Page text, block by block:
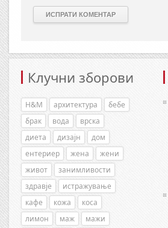
Клучни зборови
H&M архитектура
бебе
брак
вода
врска
диета
дизајн
дом
ентериер
жена
жени
живот
занимливости
здравје
истражување
кафе
кожа
коса
лимон
маж
мажи